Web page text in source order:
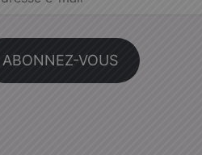
ABONNEZ-VOUS